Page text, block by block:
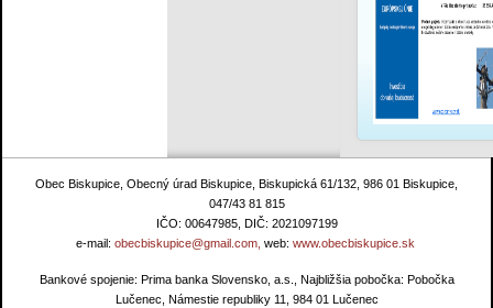
Obec Biskupice, Obecný úrad Biskupice, Biskupická 61/132, 986 01 Biskupice,
047/43 81 815
IČO: 00647985, DIČ: 2021097199
e-mail: obecbiskupice@gmail.com, web: www.obecbiskupice.sk
Bankové spojenie: Prima banka Slovensko, a.s., Najbližšia pobočka: Pobočka
Lučenec, Námestie republiky 11, 984 01 Lučenec